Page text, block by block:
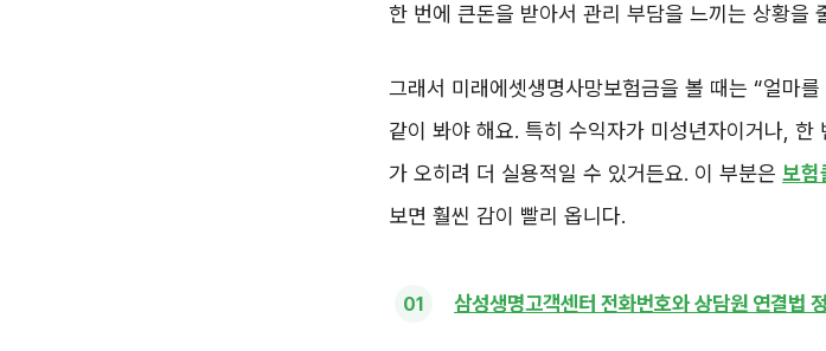
한 번에 큰돈을 받아서 관리 부담을 느끼는 상황을
그래서 미래에셋생명사망보험금을 볼 때는 “얼마
같이 봐야 해요. 특히 수익자가 미성년자이거나,
가 오히려 더 실용적일 수 있거든요. 이 부분은 보험
보면 훨씬 감이 빨리 옵니다.
삼성생명고객센터 전화번호와 상담원 연결법